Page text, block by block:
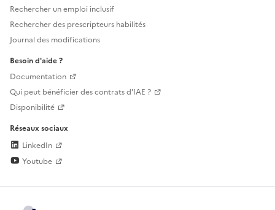
Rechercher un emploi inclusif
Rechercher des prescripteurs habilités
Journal des modifications
Besoin d'aide ?
Documentation
Qui peut bénéficier des contrats d'IAE ?
Disponibilité
Réseaux sociaux
LinkedIn
Youtube